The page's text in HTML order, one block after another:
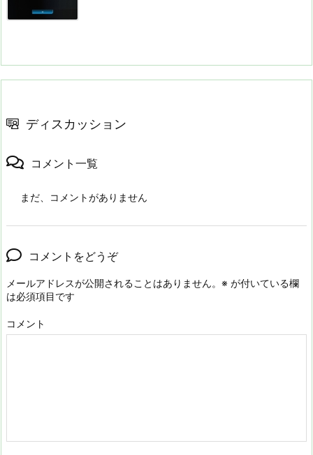
ディスカッション
コメント一覧
まだ、コメントがありません
コメントをどうぞ
メールアドレスが公開されることはありません。 ※ が付いている欄
は必須項目です
コメント